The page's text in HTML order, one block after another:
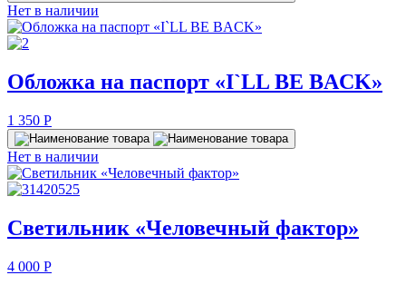
Нет в наличии
Обложка на паспорт «I`LL BE BACK»
1 350 P
Нет в наличии
Светильник «Человечный фактор»
4 000 P